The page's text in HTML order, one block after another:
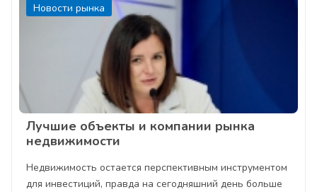
Новости рынка
Лучшие объекты и компании рынка
недвижимости
Недвижимость остается перспективным инструментом
для инвестиций, правда на сегодняшний день больше